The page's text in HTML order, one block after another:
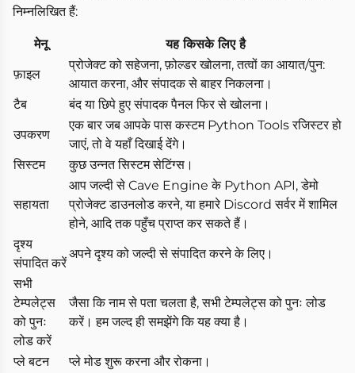
निम्नलिखित हैं:
मेनू
यह किसके लिए है
फ़ाइल
प्रोजेक्ट को सहेजना, फ़ोल्डर खोलना, तत्वों का आयात/पुन:
आयात करना, और संपादक से बाहर निकलना।
टैब
बंद या छिपे हुए संपादक पैनल फिर से खोलना।
उपकरण
एक बार जब आपके पास कस्टम Python Tools रजिस्टर हो
जाएं, तो वे यहाँ दिखाई देंगे।
सिस्टम
कुछ उन्नत सिस्टम सेटिंग्स।
सहायता
आप जल्दी से Cave Engine के Python API, डेमो
प्रोजेक्ट डाउनलोड करने, या हमारे Discord सर्वर में शामिल
होने, आदि तक पहुँच प्राप्त कर सकते हैं।
दृश्य
संपादित करें
अपने दृश्य को जल्दी से संपादित करने के लिए।
सभी
टेम्पलेट्स
को पुनः
लोड करें
जैसा कि नाम से पता चलता है, सभी टेम्पलेट्स को पुनः लोड
करें। हम जल्द ही समझेंगे कि यह क्या है।
प्ले बटन
प्ले मोड शुरू करना और रोकना।